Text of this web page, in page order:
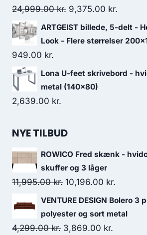
24,999.00kr. 9,375.00 kr.
ARTGEIST billede, 5-delt -
Look - Flere størrelser
949.00 kr.
Lona U-feet skrivebord -
metal (140x80)
2,639.00 kr.
NYE TILBUD
ROWICO Fred skænk -
skuffer og 3 låger
11,995.00kr. 10,196.00 kr.
VENTURE DESIGN Bolero
polyester og sort metal
4,299.00kr. 3,869.00 kr.